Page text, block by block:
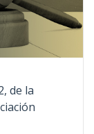
de la